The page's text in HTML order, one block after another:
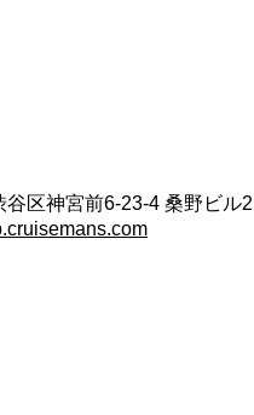
谷区神宮前6-23-4 桑野ビル2